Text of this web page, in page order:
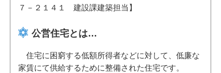
７－２１４１ 建設課建築担当】
公営住宅とは…
住宅に困窮する低額所得者などに対して、低廉な
家賃にて供給するために整備された住宅です。